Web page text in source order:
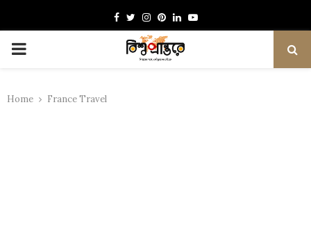
Facebook
TwitterInstagram
Pinterest
LinkedinYoutube
PRIMARY
Home France Travel